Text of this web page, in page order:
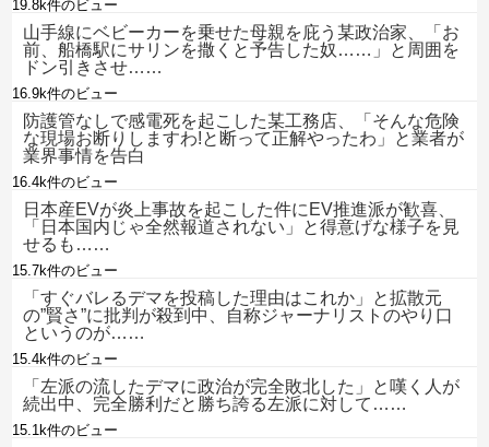
19.8k件のビュー
山手線にベビーカーを乗せた母親を庇う某政治家、「お
前、船橋駅にサリンを撒くと予告した奴……」と周囲を
ドン引きさせ……
16.9k件のビュー
防護管なしで感電死を起こした某工務店、「そんな危険
な現場お断りしますわ!と断って正解やったわ」と業者が
業界事情を告白
16.4k件のビュー
日本産EVが炎上事故を起こした件にEV推進派が歓喜、
「日本国内じゃ全然報道されない」と得意げな様子を見
せるも……
15.7k件のビュー
「すぐバレるデマを投稿した理由はこれか」と拡散元
の”賢さ”に批判が殺到中、自称ジャーナリストのやり口
というのが……
15.4k件のビュー
「左派の流したデマに政治が完全敗北した」と嘆く人が
続出中、完全勝利だと勝ち誇る左派に対して……
15.1k件のビュー